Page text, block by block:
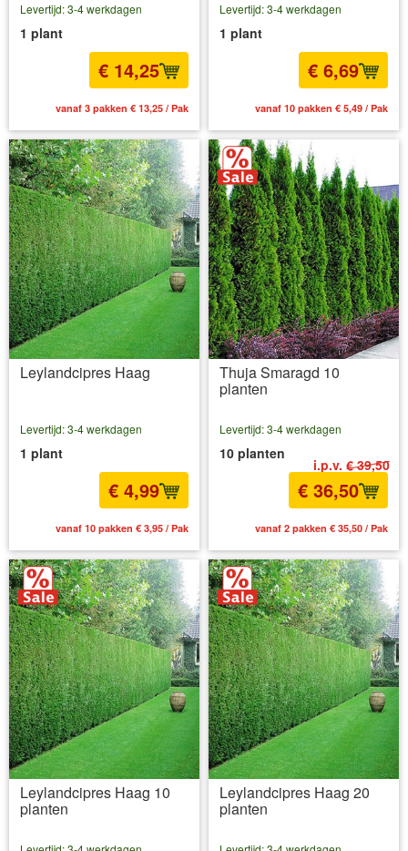
Levertijd: 3-4 werkdagen
1 plant
€ 14,25
vanaf 3 pakken € 13,25 / Pak
Levertijd: 3-4 werkdagen
1 plant
€ 6,69
vanaf 10 pakken € 5,49 / Pak
Leylandcipres Haag
Levertijd: 3-4 werkdagen
1 plant
€ 4,99
vanaf 10 pakken € 3,95 / Pak
Thuja Smaragd 10
planten
i.p.v. € 39,50
Levertijd: 3-4 werkdagen
10 planten
€ 36,50
vanaf 2 pakken € 35,50 / Pak
Leylandcipres Haag 10
planten
Leylandcipres Haag 20
planten